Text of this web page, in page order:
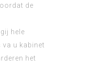
de
hele
va u kabinet
het